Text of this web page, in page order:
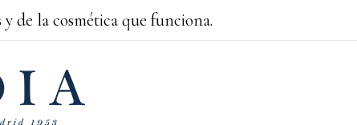
de la cosmética que funciona.